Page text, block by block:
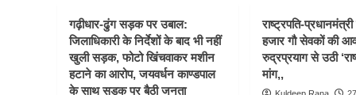
गढ़ीधार-ढुंग सड़क पर उबाल:
जिलाधिकारी के निर्देशों के बाद भी नहीं
खुली सड़क, फोटो खिंचवाकर मशीन
हटाने का आरोप, जयवर्धन काण्डपाल
के साथ सड़क पर बैठी जनता
राष्ट्रपति-
हजार गौ सेवकों की
रुद्रप्रयाग से उठी
मांग,,